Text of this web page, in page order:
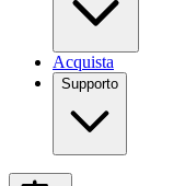
Acquista
Supporto